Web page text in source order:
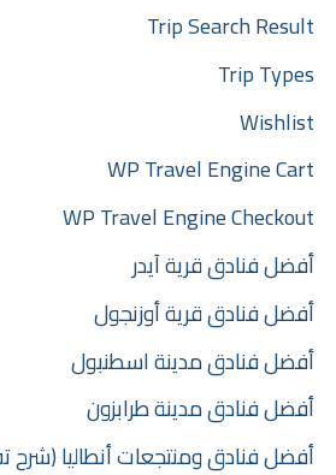
Trip Search Result
Trip Types
Wishlist
WP Travel Engine Cart
WP Travel Engine Checkout
أفضل فنادق قرية آيدر
أفضل فنادق قرية أوزنجول
أفضل فنادق مدينة اسطنبول
أفضل فنادق مدينة طرابزون
أفضل فنادق ومنتجعات أنطاليا